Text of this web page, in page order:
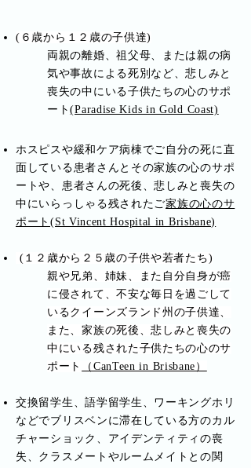
(６歳から１２歳の子供達)
両親の離婚、祖父母、または親の病
気や事故による死別など、悲しみと
喪失の中にいる子供たちの心のサポ
ート(Paradise Kids in Gold Coast)
ホスピスや緩和ケア病棟でご自分の死に直
面している患者さんとその家族の心のサポ
ートや、患者さんの死後、悲しみと喪失の
中にいらっしゃる残されたご家族の心のサ
ポート(St Vincent Hospital in Brisbane)
(１２歳から２５歳の子供や若者たち)
親や兄弟、姉妹、また自分自身が癌
に侵されて、不安な毎日を過ごして
いるクイーンズランド州の子供達、
また、家族の死後、悲しみと喪失の
中にいる残された子供たちの心のサ
ポート
（CanTeen in Brisbane）
交換留学生、語学留学生、ワーキングホリ
などでブリスベンに滞在している方のカル
チャーショック、アイデンティティの喪
失、クラスメートやルームメイトとの関